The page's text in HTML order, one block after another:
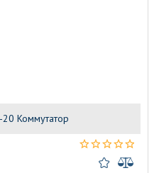
20 Коммутатор